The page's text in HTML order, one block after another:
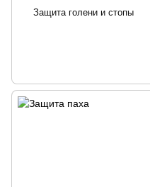
Защита голени и стопы